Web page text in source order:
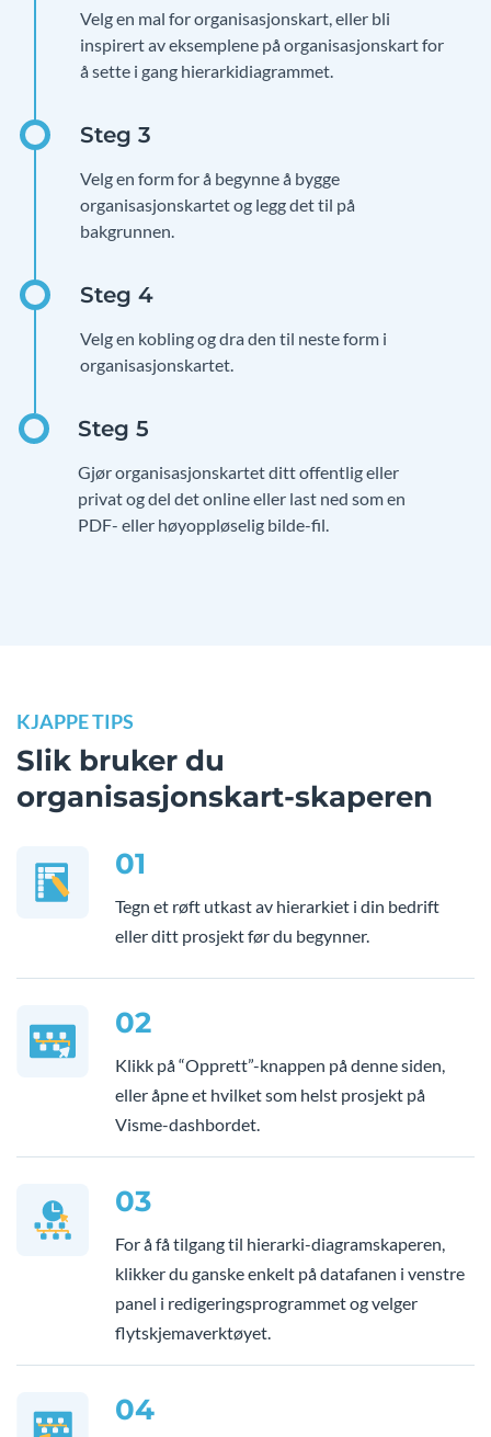
Velg en mal for organisasjonskart, eller bli
inspirert av eksemplene på organisasjonskart for
å sette i gang hierarkidiagrammet.
Velg en form for å begynne å bygge
organisasjonskartet og legg det til på
bakgrunnen.
Velg en kobling og dra den til neste form i
organisasjonskartet.
Gjør organisasjonskartet ditt offentlig eller
privat og del det online eller last ned som en
PDF- eller høyoppløselig bilde-fil.
KJAPPE TIPS
Slik bruker du
organisasjonskart-skaperen
01
Tegn et røft utkast av hierarkiet i din bedrift
eller ditt prosjekt før du begynner.
02
Klikk på “Opprett”-knappen på denne siden,
eller åpne et hvilket som helst prosjekt på
Visme-dashbordet.
03
For å få tilgang til hierarki-diagramskaperen,
klikker du ganske enkelt på datafanen i venstre
panel i redigeringsprogrammet og velger
flytskjemaverktøyet.
04